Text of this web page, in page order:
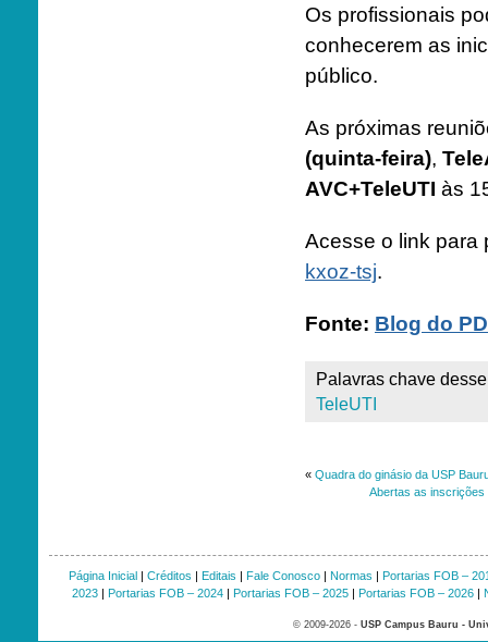
Os profissionais
conhecerem as
público.
As próximas
(quinta-feira),
AVC+TeleUTI às
Acesse o link para
kxoz-tsj.
Fonte: Blog do
Palavras chave
TeleUTI
« Quadra do ginásio da USP
Abertas as inscrições
Página Inicial| Créditos | Editais | Fale Conosco| Normas | Portarias FOB –
2023| Portarias FOB – 2024| Portarias FOB – 2025| Portarias FOB – 2026|
© 2009-2026 - USP Campus Bauru -